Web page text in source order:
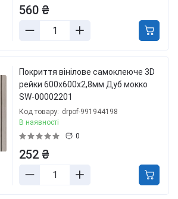
560 ₴
Покриття вінілове самоклеюче 3D
рейки 600х600х2,8мм Дуб мокко
SW-00002201
Код товару: drpof-991944198
В наявності
0
252 ₴